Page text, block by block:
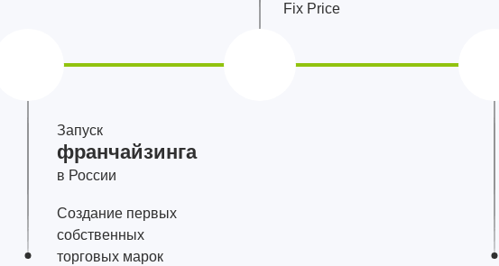
Fix Price
Запуск
франчайзинга
в России
Создание первых
собственных
торговых марок